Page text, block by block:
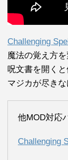
Challenging
魔法の覚え方を
呪文書を開く
マジカが尽き
他MOD対応
Challenging